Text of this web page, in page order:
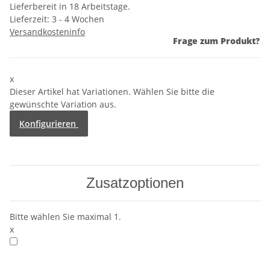
Lieferbereit in 18 Arbeitstage.
Lieferzeit: 3 - 4 Wochen
Versandkosteninfo
Frage zum Produkt?
x
Dieser Artikel hat Variationen. Wählen Sie bitte die
gewünschte Variation aus.
Konfigurieren
Zusatzoptionen
Bitte wählen Sie maximal 1.
x